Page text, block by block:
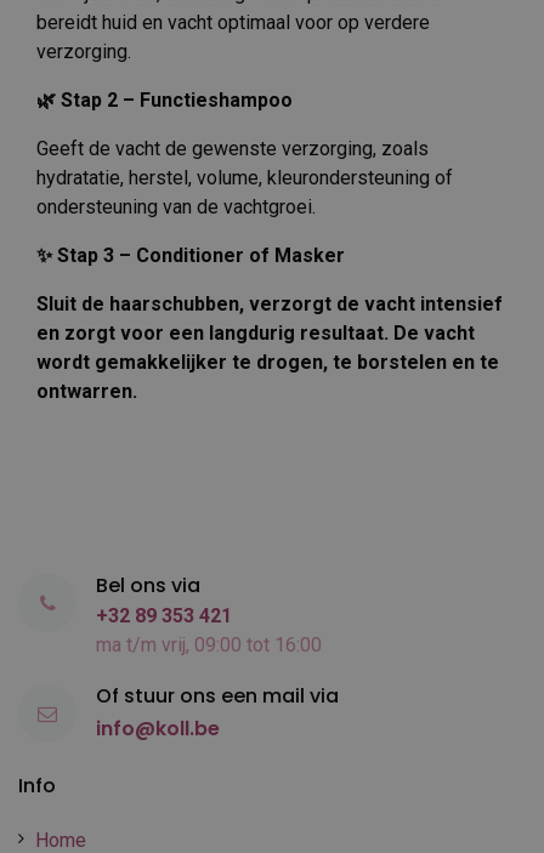
bereidt huid en vacht optimaal voor op verdere
verzorging.
🌿 Stap 2 – Functieshampoo
Geeft de vacht de gewenste verzorging, zoals
hydratatie, herstel, volume, kleurondersteuning of
ondersteuning van de vachtgroei.
✨ Stap 3 – Conditioner of Masker
Sluit de haarschubben, verzorgt de vacht intensief
en zorgt voor een langdurig resultaat. De vacht
wordt gemakkelijker te drogen, te borstelen en te
ontwarren.
Info
Home
Bel ons via
+32 89 353 421
ma t/m vrij, 09:00 tot 16:00
Of stuur ons een mail via
info@koll.be